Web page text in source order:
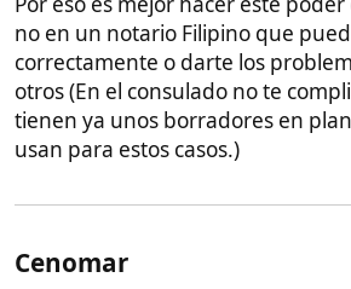
Certificado de
Ella)
Como dije antes, este documento de
pidieron, pero se de gente que se lo
Sobre todo en aquellos casos en los que
notaría para casarse.
En algunos barangay (pueblos/
el certificado de empadronamiento que